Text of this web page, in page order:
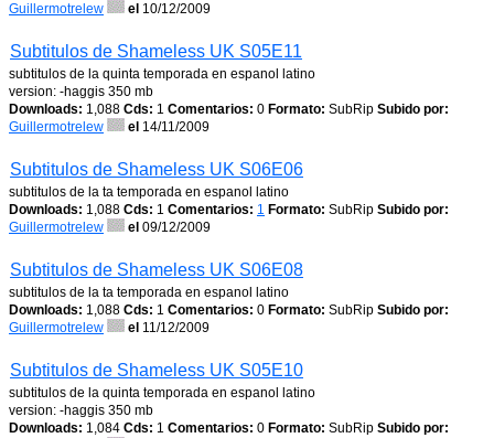
Guillermotrelew
el 10/12/2009
Subtitulos de Shameless UK S05E11
subtitulos de la quinta temporada en espanol latino
version: -haggis 350 mb
Downloads: 1,088 Cds: 1 Comentarios: 0 Formato: SubRip Subido por:
Guillermotrelew
el 14/11/2009
Subtitulos de Shameless UK S06E06
subtitulos de la ta temporada en espanol latino
Downloads: 1,088 Cds: 1 Comentarios: 1 Formato: SubRip Subido por:
Guillermotrelew
el 09/12/2009
Subtitulos de Shameless UK S06E08
subtitulos de la ta temporada en espanol latino
Downloads: 1,088 Cds: 1 Comentarios: 0 Formato: SubRip Subido por:
Guillermotrelew
el 11/12/2009
Subtitulos de Shameless UK S05E10
subtitulos de la quinta temporada en espanol latino
version: -haggis 350 mb
Downloads: 1,084 Cds: 1 Comentarios: 0 Formato: SubRip Subido por: